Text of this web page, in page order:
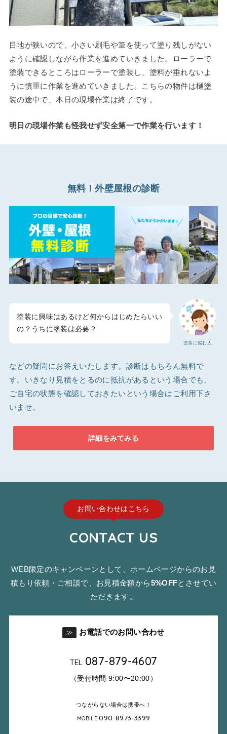
目地が狭いので、小さい刷毛や筆を使って塗り残しがない
ように確認しながら作業を進めていきました。ローラーで
塗装できるところはローラーで塗装し、塗料が垂れないよ
うに慎重に作業を進めていきました。こちらの物件は樋塗
装の途中で、本日の現場作業は終了です。
明日の現場作業も怪我せず安全第一で作業を行います！
無料！外壁屋根の診断
塗装に悩む人
塗装に興味はあるけど何からはじめたらいい
の？うちに塗装は必要？
などの疑問にお答えいたします。診断はもちろん無料で
す。いきなり見積をとるのに抵抗があるという場合でも、
ご自宅の状態を確認しておきたいという場合はご利用下さ
いませ。
詳細をみてみる
お問い合わせはこちら
CONTACT US
WEB限定のキャンペーンとして、ホームページからのお見
積もり依頼・ご相談で、お見積金額から5%OFFとさせてい
ただきます。
≫ お電話でのお問い合わせ
TEL 087-879-4607
（受付時間 9:00〜20:00）
つながらない場合は携帯へ！
MOBILE090-8973-3399